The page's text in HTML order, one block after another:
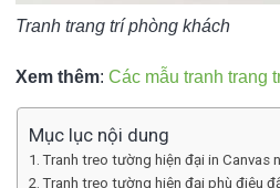
Tranh trang trí phòng khách
Xem thêm: Các mẫu tranh trang
Mục lục nội dung
Tranh treo tường hiện đại in Canvas
Tranh treo tường hiên đại phù điêu